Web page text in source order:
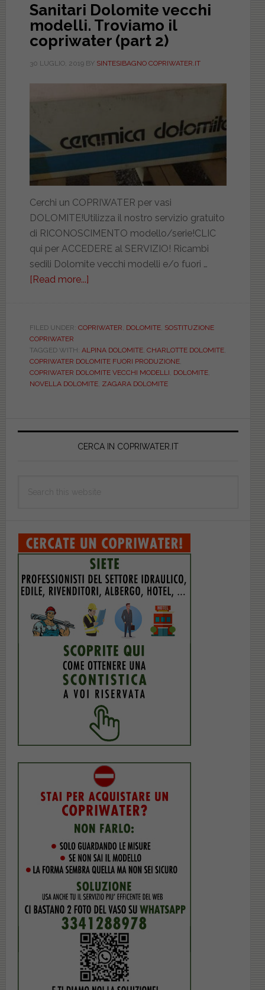
Sanitari Dolomite vecchi
modelli. Troviamo il
copriwater (part 2)
30 LUGLIO, 2019BY SINTESIBAGNO COPRIWATER.IT
Cerchi un COPRIWATER per vasi
DOLOMITE!Utilizza il nostro servizio gratuito
di RICONOSCIMENTO modello/serie!CLIC
qui per ACCEDERE al SERVIZIO! Ricambi
sedili Dolomite vecchi modelli e/o fuori …
[Read more...]
vecchi
Troviamo
il
copriwater
FILED UNDER: COPRIWATER DOLOMITE, SOSTITUZIONE
COPRIWATER
TAGGED WITH: ALPINA DOLOMITE, CHARLOTTE DOLOMITE,
COPRIWATER DOLOMITE FUORI PRODUZIONE,
COPRIWATER DOLOMITE VECCHI MODELLI DOLOMITE,
NOVELLA DOLOMITE, ZAGARA DOLOMITE
Primary
CERCA IN COPRIWATER.IT